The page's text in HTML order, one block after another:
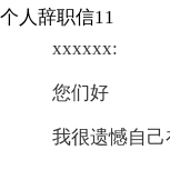
个人辞职信11
xxxxxx:
您们好
我很遗憾自